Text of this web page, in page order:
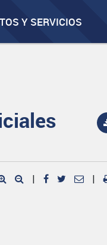
Y SERVICIOS
| |